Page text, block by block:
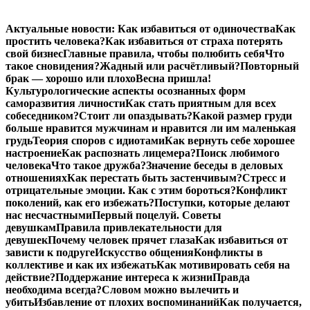
Перейти
к
содержимому
Актуальные новости: Как избавиться от одиночестваКак
простить человека?Как избавиться от страха потерять
свой бизнесГлавные правила, чтобы полюбить себяЧто
такое сновидения?Жадный или расчётливый?Повторный
брак — хорошо или плохоВесна пришла!
Культурологические аспекты осознанных форм
саморазвития личностиКак стать приятным для всех
собеседником?Стоит ли опаздывать?Какой размер груди
больше нравится мужчинам и нравится ли им маленькая
грудьТеория споров с идиотамиКак вернуть себе хорошее
настроениеКак распознать лицемера?Поиск любимого
человекаЧто такое дружба?Значение беседы в деловых
отношенияхКак перестать быть застенчивым?Стресс и
отрицательные эмоции. Как с этим бороться?Конфликт
поколений, как его избежать?Поступки, которые делают
нас несчастнымиПервый поцелуй. Советы
девушкамПравила привлекательности для
девушекПочему человек прячет глазаКак избавиться от
зависти к подругеИскусство общенияКонфликты в
коллективе и как их избежатьКак мотивировать себя на
действие?Поддержание интереса к жизниПравда
необходима всегда?Словом можно вылечить и
убитьИзбавление от плохих воспоминанийКак получается,